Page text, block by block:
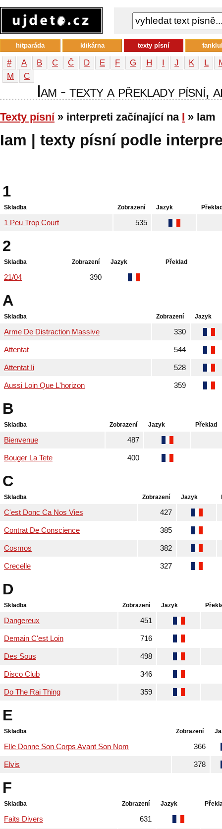
# A B C Č D E F G H I J K L
М
С
Iam - texty a překlady písní,
Texty písní» interpreti začínající na I » Iam
Iam | texty písní podle
1
Skladba Zobrazení Jazyk
1 Peu Trop Court 535
2
Skladba Zobrazení Jazyk Překlad
21/04 390
A
Skladba Zobrazení Jazyk
Arme De Distraction Massive 330
Attentat 544
Attentat Ii 528
Aussi Loin Que L'horizon 359
B
Skladba Zobrazení Jazyk Překlad
Bienvenue 487
Bouger La Tete 400
C
Skladba Zobrazení Jazyk
C'est Donc Ca Nos Vies 427
Contrat De Conscience 385
Cosmos 382
Crecelle 327
D
Skladba Zobrazení Jazyk
Dangereux 451
Demain C'est Loin 716
Des Sous 498
Disco Club 346
Do The Rai Thing 359
E
Skladba Zobrazení
Elle Donne Son Corps Avant Son Nom 366
Elvis 378
F
Skladba Zobrazení Jazyk
Faits Divers 631
hitparáda klikárna texty písní